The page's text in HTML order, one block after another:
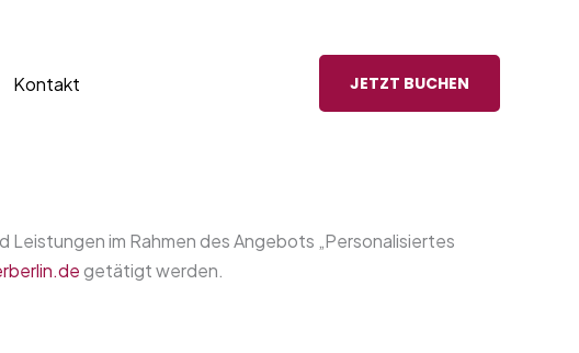
Kontakt JETZT BUCHEN
im Rahmen des Angebots „Personalisiertes
getätigt werden.